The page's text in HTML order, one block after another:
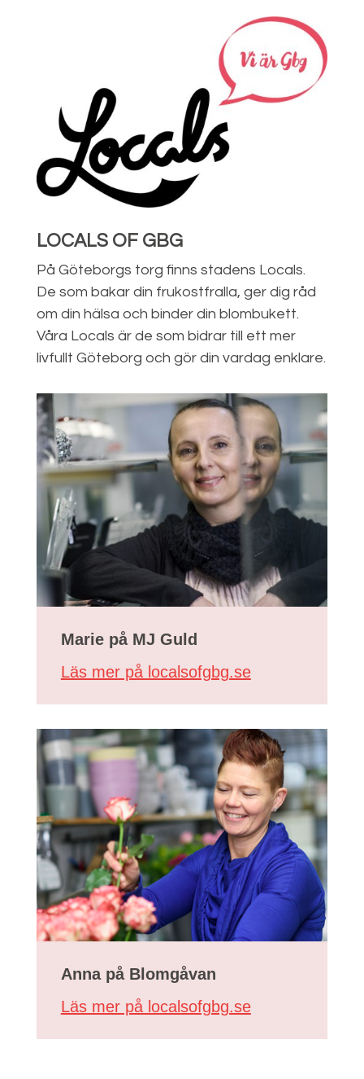
LOCALS OF GBG
På Göteborgs torg finns stadens Locals.
De som bakar din frukostfralla, ger dig råd
om din hälsa och binder din blombukett.
Våra Locals är de som bidrar till ett mer
livfullt Göteborg och gör din vardag enklare.
Marie på MJ Guld
Läs mer på localsofgbg.se
Anna på Blomgåvan
Läs mer på localsofgbg.se